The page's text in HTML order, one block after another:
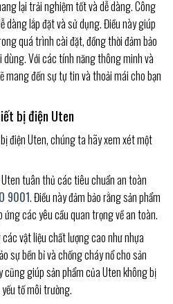
lại trải nghiệm tốt và dễ dàng. Công
dàng lắp đặt và sử dụng. Điều này giúp
quá trình cài đặt, đồng thời đảm bảo
Với các tính năng thông minh và
mang đến sự tự tin và thoải mái cho bạn
bị điện Uten
điện Uten, chúng ta hãy xem xét một
tuân thủ các tiêu chuẩn an toàn
9001. Điều này đảm bảo rằng sản phẩm
các yêu cầu quan trọng về an toàn.
vật liệu chất lượng cao như nhựa
sự bền bỉ và chống cháy nổ cho sản
cũng giúp sản phẩm của Uten không bị
tố môi trường.